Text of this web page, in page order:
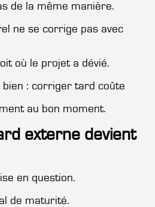
de la même manière.
ne se corrige pas avec
où le projet a dévié.
: corriger tard coûte
au bon moment.
externe devient
en question.
de maturité.